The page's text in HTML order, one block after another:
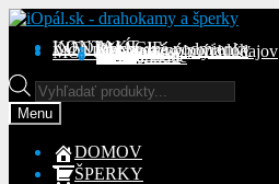
Preskočiť
navigáciu
Preskočiť
obsah
KONTAKT
INFORMÁCIE
Obchodné podmienky
Reklamačný poriadok
Ochrana osobných údajov
MÔJ ÚČETObjednávky
Adresy
Detaily účtu
Na stiahnutie
Products
search
Menu
DOMOV
ŠPERKY